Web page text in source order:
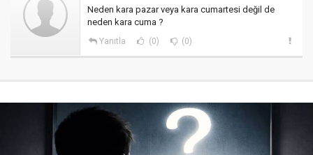
Neden kara pazar veya kara cumartesi değil de
neden kara cuma ?
Yanıtla (0) (0)